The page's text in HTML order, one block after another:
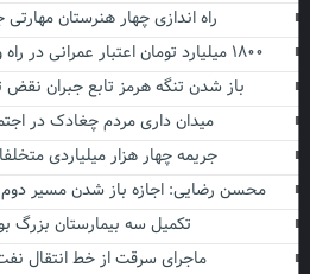
راه اندازی چهار هنرستان
۱۸۰۰ میلیارد تومان اعتبار عمرانی در راه و شهرسازی بوشهر جذب شد
باز شدن تنگه هرمز تابع جبران نقض
میدان داری مردم چغادک در
جریمه چهار هزار میلیاردی
محسن رضایی: اجازه باز شدن مسیر دوم
تکمیل سه بیمارستان بزرگ بوشهر
ماجرای سرقت از خط انتقال